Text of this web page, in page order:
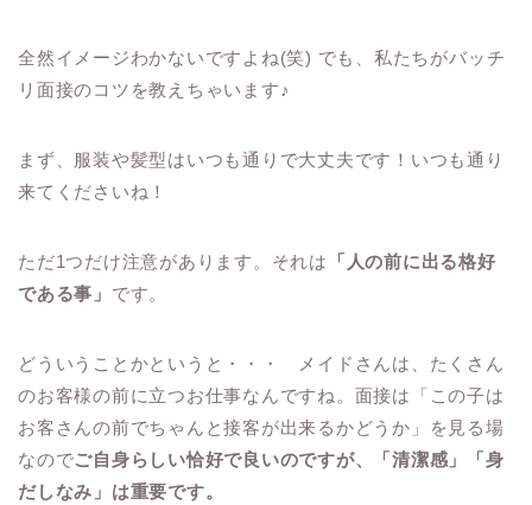
全然イメージわかないですよね(笑) でも、私たちがバッチ
リ面接のコツを教えちゃいます♪
まず、服装や髪型はいつも通りで大丈夫です！いつも通り
来てくださいね！
ただ1つだけ注意があります。それは
「人の前に出る格好
である事」 です。
どういうことかというと・・・ メイドさんは、たくさん
のお客様の前に立つお仕事なんですね。面接は「この子は
お客さんの前でちゃんと接客が出来るかどうか」を見る場
なのでご自身らしい恰好で良いのですが、「清潔感」「身
だしなみ」は重要です。